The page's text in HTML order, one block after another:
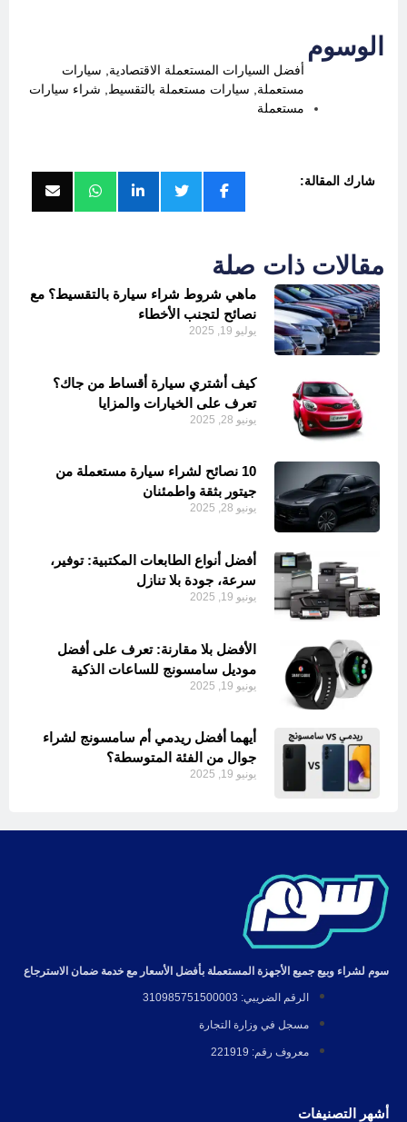
الوسوم
أفضل السيارات المستعملة الاقتصادية, سيارات
مستعملة, سيارات مستعملة بالتقسيط, شراء سيارات
مستعملة
شارك المقالة:
مقالات ذات صلة
ماهي شروط شراء سيارة بالتقسيط؟ مع
نصائح لتجنب الأخطاء
يوليو 19, 2025
كيف أشتري سيارة أقساط من جاك؟
تعرف على الخيارات والمزايا
يونيو 28, 2025
10 نصائح لشراء سيارة مستعملة من
جيتور بثقة واطمئنان
يونيو 28, 2025
أفضل أنواع الطابعات المكتبية: توفير،
سرعة، جودة بلا تنازل
يونيو 19, 2025
الأفضل بلا مقارنة: تعرف على أفضل
موديل سامسونج للساعات الذكية
يونيو 19, 2025
أيهما أفضل ريدمي أم سامسونج لشراء
جوال من الفئة المتوسطة؟
يونيو 19, 2025
سوم لشراء وبيع جميع الأجهزة المستعملة بأفضل الأسعار مع خدمة ضمان الاسترجاع
الرقم الضريبي: 310985751500003
مسجل في وزارة التجارة
معروف رقم: 221919
أشهر التصنيفات